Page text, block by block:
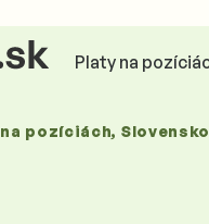
Platy na
na pozíciách, Slovensko